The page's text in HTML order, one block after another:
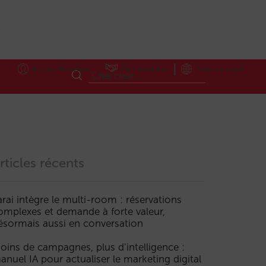
Accès Hôteliers Partnerships International
Réduction Réservations Revenus Tarifs
récents
intègre le multi-room : réservations
et demande à forte valeur,
aussi en conversation
de campagnes, plus d’intelligence :
IA pour actualiser le marketing digital